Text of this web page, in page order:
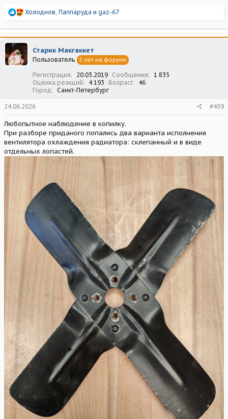
Р
а
к
ц
и
и
Холоднов, Паппаруда и gaz-67
Старик Макгаккет
Пользователь 5 лет на форуме
Регистрация 20.03.2019 Сообщения
1 835
Оценка реакций
4 193 Возраст
46
Город
Санкт-Петербург
24.06.2026 #459
Любопытное наблюдение в копилку.
При разборе приданого попались два варианта исполнения
вентилятора охлаждения радиатора: склепанный и в виде
отдельных лопастей.